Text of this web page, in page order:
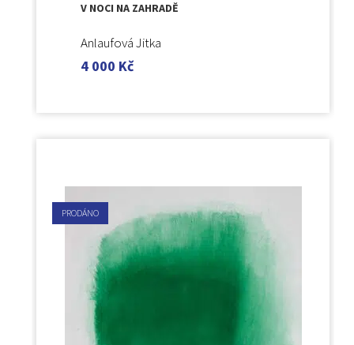
V NOCI NA ZAHRADĚ
Anlaufová Jitka
4 000 Kč
PRODÁNO